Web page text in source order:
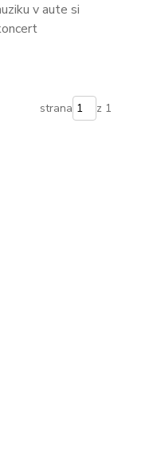
v aute si
strana z 1